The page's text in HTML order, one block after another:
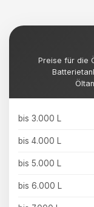
Preise für die
bis 3.000 L
bis 4.000 L
bis 5.000 L
bis 6.000 L